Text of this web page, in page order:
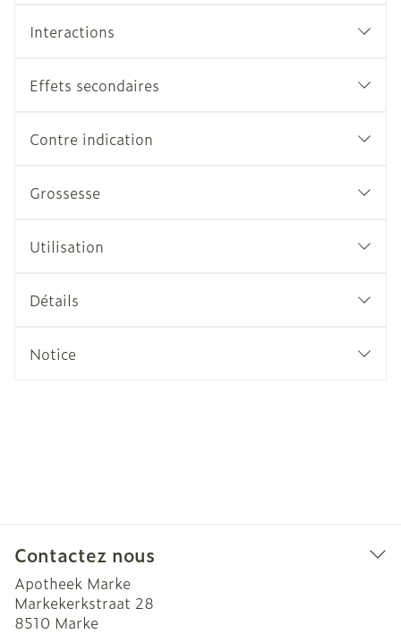
Interactions
Effets secondaires
Contre indication
Grossesse
Utilisation
Détails
Notice
Contactez nous
Apotheek Marke
Markekerkstraat 28
8510 Marke